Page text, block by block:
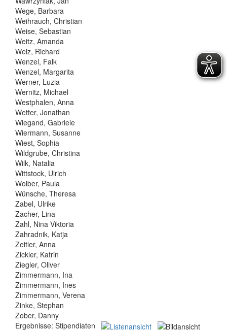
Wege, Barbara
Weihrauch, Christian
Weise, Sebastian
Weitz, Amanda
Welz, Richard
Wenzel, Falk
Wenzel, Margarita
Werner, Luzia
Wernitz, Michael
Westphalen, Anna
Wetter, Jonathan
Wiegand, Gabriele
Wiermann, Susanne
Wiest, Sophia
Wildgrube, Christina
Wilk, Natalia
Wittstock, Ulrich
Wolber, Paula
Wünsche, Theresa
Zabel, Ulrike
Zacher, Lina
Zahl, Nina Viktoria
Zahradnik, Katja
Zeitler, Anna
Zickler, Katrin
Ziegler, Oliver
Zimmermann, Ina
Zimmermann, Ines
Zimmermann, Verena
Zinke, Stephan
Zober, Danny
Ergebnisse: Stipendiaten